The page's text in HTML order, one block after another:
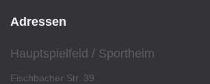
Adressen
Hauptspielfeld / Sportheim
Fischbacher Str. 39